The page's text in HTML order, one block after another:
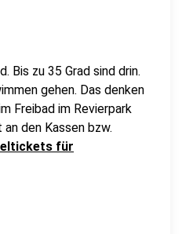
Bis zu 35 Grad sind drin.
gehen. Das denken
Freibad im Revierpark
den Kassen bzw.
für